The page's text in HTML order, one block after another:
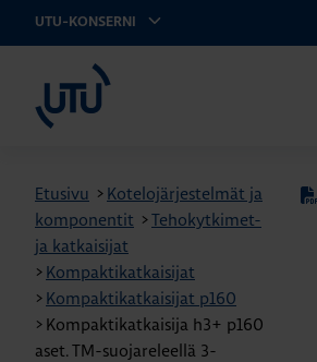
UTU-KONSERNI
Etusivu > Kotelojärjestelmät ja
komponentit >Tehokytkimet-
ja katkaisijat
> Kompaktikatkaisijat
> Kompaktikatkaisijat p160
> Kompaktikatkaisija h3+ p160
aset. TM-suojareleellä 3-